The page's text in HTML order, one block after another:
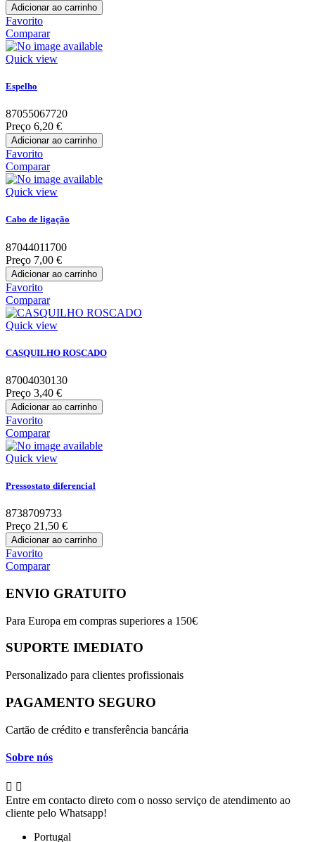
Adicionar ao carrinho
Favorito
Comparar
Quick view
Espelho
87055067720
Preço 6,20 €
Adicionar ao carrinho
Favorito
Comparar
Quick view
Cabo de ligação
87044011700
Preço 7,00 €
Adicionar ao carrinho
Favorito
Comparar
Quick view
CASQUILHO ROSCADO
87004030130
Preço 3,40 €
Adicionar ao carrinho
Favorito
Comparar
Quick view
Pressostato diferencial
8738709733
Preço 21,50 €
Adicionar ao carrinho
Favorito
Comparar
ENVIO GRATUITO
Para Europa em compras superiores a 150€
SUPORTE IMEDIATO
Personalizado para clientes profissionais
PAGAMENTO SEGURO
Cartão de crédito e transferência bancária
Sobre nós
 
Entre em contacto direto com o nosso serviço de atendimento ao
cliente pelo Whatsapp!
Portugal